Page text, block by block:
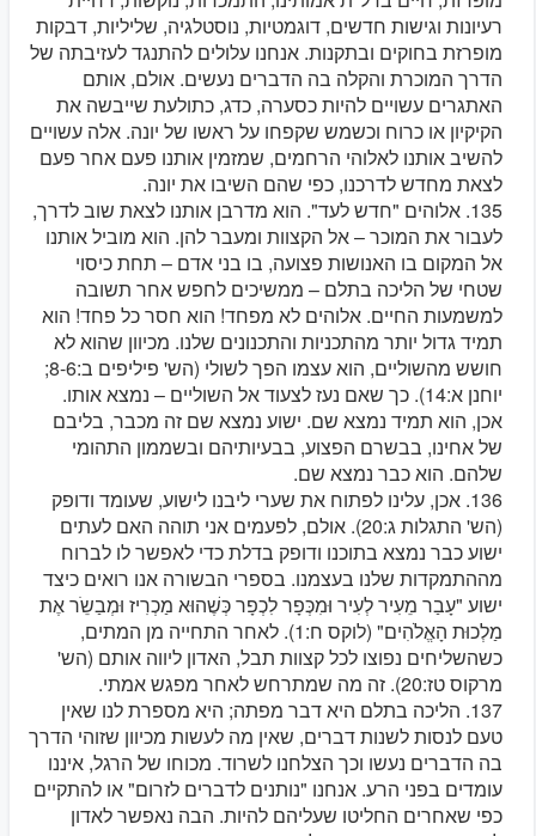
רעיונות וגישות חדשים, דוגמטיות, נוסטלגיה, שליליות, דבקות
מופרזת בחוקים ובתקנות. אנחנו עלולים להתנגד לעזיבתה של
הדרך המוכרת והקלה בה הדברים נעשים. אולם, אותם
האתגרים עשויים להיות כסערה, כדג, כתולעת שייבשה את
הקיקיון או כרוח וכשמש שקפחו על ראשו של יונה. אלה עשויים
להשיב אותנו לאלוהי הרחמים, שמזמין אותנו פעם אחר פעם
לצאת מחדש לדרכנו, כפי שהם השיבו את יונה.
135. אלוהים "חדש לעד". הוא מדרבן אותנו לצאת שוב לדרך,
לעבור את המוכר – אל הקצוות ומעבר להן. הוא מוביל אותנו
אל המקום בו האנושות פצועה, בו בני אדם – תחת כיסוי
שטחי של הליכה בתלם – ממשיכים לחפש אחר תשובה
למשמעות החיים. אלוהים לא מפחד! הוא חסר כל פחד! הוא
תמיד גדול יותר מהתכניות והתכנונים שלנו. מכיוון שהוא לא
חושש מהשוליים, הוא עצמו הפך לשולי (הש' פיליפים ב:8-6;
יוחנן א:14). כך שאם נעז לצעוד אל השוליים – נמצא אותו.
אכן, הוא תמיד נמצא שם. ישוע נמצא שם זה מכבר, בליבם
של אחינו, בבשרם הפצוע, בבעיותיהם ובשממון התהומי
שלהם. הוא כבר נמצא שם.
136. אכן, עלינו לפתוח את שערי ליבנו לישוע, שעומד ודופק
(הש' התגלות ג:20). אולם, לפעמים אני תוהה האם לעתים
ישוע כבר נמצא בתוכנו ודופק בדלת כדי לאפשר לו לברוח
מההתמקדות שלנו בעצמנו. בספרי הבשורה אנו רואים כיצד
ישוע "עָבַר מֵעִיר לְעִיר וּמִכְּפָר לִכְפָר כְּשֶׁהוּא מַכְרִיז וּמְבַשֵֹר אֶת
מַלְכוּת הָאֱלֹהִים" (לוקס ח:1). לאחר התחייה מן המתים,
כשהשליחים נפוצו לכל קצוות תבל, האדון ליווה אותם (הש'
מרקוס טז:20). זה מה שמתרחש לאחר מפגש אמתי.
137. הליכה בתלם היא דבר מפתה; היא מספרת לנו שאין
טעם לנסות לשנות דברים, שאין מה לעשות מכיוון שזוהי הדרך
בה הדברים נעשו וכך הצלחנו לשרוד. מכוחו של הרגל, איננו
עומדים בפני הרע. אנחנו "נותנים לדברים לזרום" או להתקיים
כפי שאחרים החליטו שעליהם להיות. הבה נאפשר לאדון